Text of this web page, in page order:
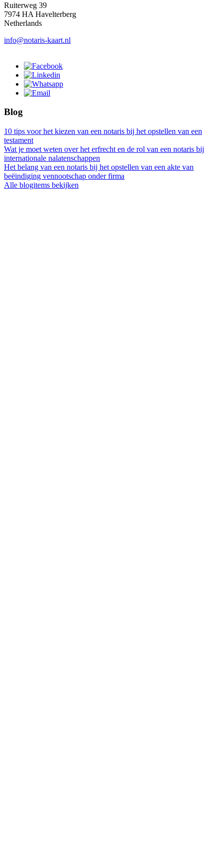
Ruiterweg 39
7974 HA Havelterberg
Netherlands
info@notaris-kaart.nl
Blog
10 tips voor het kiezen van een notaris bij het opstellen van een
testament
Wat je moet weten over het erfrecht en de rol van een notaris bij
internationale nalatenschappen
Het belang van een notaris bij het opstellen van een akte van
beëindiging vennootschap onder firma
Alle blogitems bekijken